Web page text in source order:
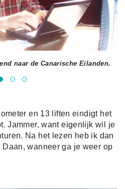
naar de Canarische Eilanden.
en 13 liften eindigt het
Jammer, want eigenlijk wil je
Na het lezen heb ik dan
wanneer ga je weer op